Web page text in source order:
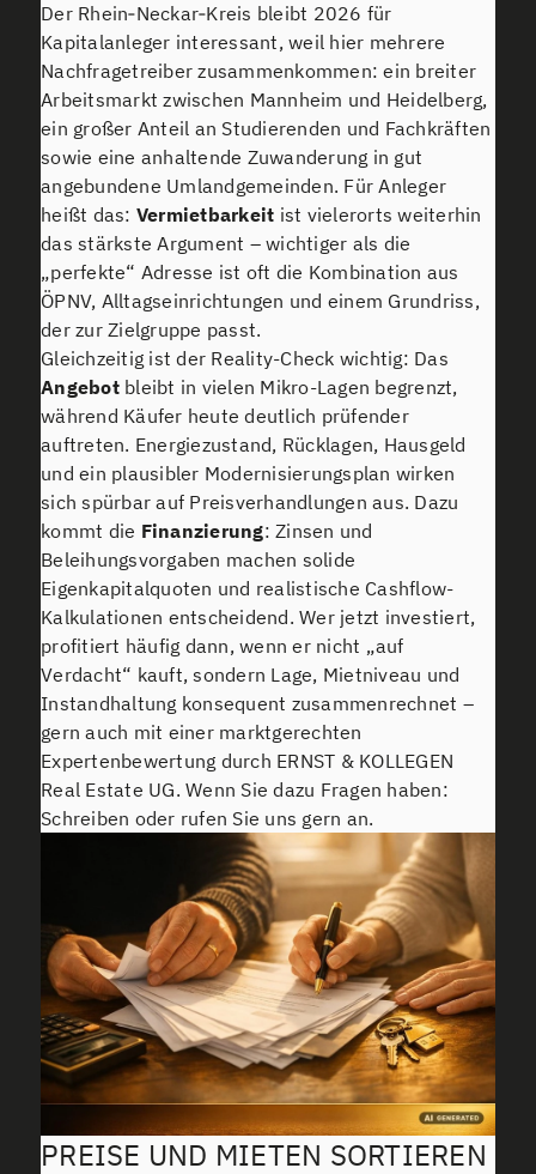
Der Rhein‑Neckar‑Kreis bleibt 2026 für
Kapitalanleger interessant, weil hier mehrere
Nachfragetreiber zusammenkommen: ein breiter
Arbeitsmarkt zwischen Mannheim und Heidelberg,
ein großer Anteil an Studierenden und Fachkräften
sowie eine anhaltende Zuwanderung in gut
angebundene Umlandgemeinden. Für Anleger
heißt das: Vermietbarkeit ist vielerorts weiterhin
das stärkste Argument – wichtiger als die
„perfekte“ Adresse ist oft die Kombination aus
ÖPNV, Alltagseinrichtungen und einem Grundriss,
der zur Zielgruppe passt.
Gleichzeitig ist der Reality-Check wichtig: Das
Angebotbleibt in vielen Mikro-Lagen begrenzt,
während Käufer heute deutlich prüfender
auftreten. Energiezustand, Rücklagen, Hausgeld
und ein plausibler Modernisierungsplan wirken
sich spürbar auf Preisverhandlungen aus. Dazu
kommt die Finanzierung: Zinsen und
Beleihungsvorgaben machen solide
Eigenkapitalquoten und realistische Cashflow-
Kalkulationen entscheidend. Wer jetzt investiert,
profitiert häufig dann, wenn er nicht „auf
Verdacht“ kauft, sondern Lage, Mietniveau und
Instandhaltung konsequent zusammenrechnet –
gern auch mit einer marktgerechten
Expertenbewertung durch ERNST & KOLLEGEN
Real Estate UG. Wenn Sie dazu Fragen haben:
Schreiben oder rufen Sie uns gern an.
PREISE UND MIETEN SORTIEREN